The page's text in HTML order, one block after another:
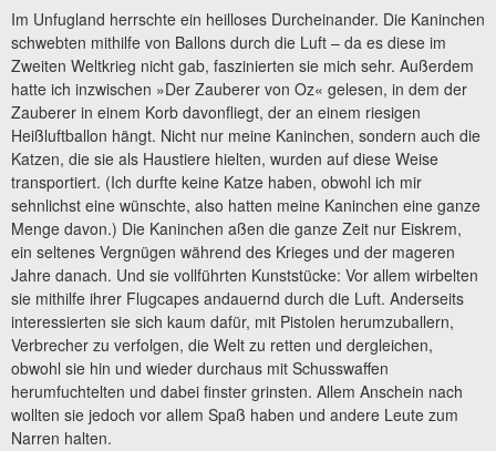
Im Unfugland herrschte ein heilloses Durcheinander. Die Kaninchen
schwebten mithilfe von Ballons durch die Luft – da es diese im
Zweiten Weltkrieg nicht gab, faszinierten sie mich sehr. Außerdem
hatte ich inzwischen »Der Zauberer von Oz« gelesen, in dem der
Zauberer in einem Korb davonfliegt, der an einem riesigen
Heißluftballon hängt. Nicht nur meine Kaninchen, sondern auch die
Katzen, die sie als Haustiere hielten, wurden auf diese Weise
transportiert. (Ich durfte keine Katze haben, obwohl ich mir
sehnlichst eine wünschte, also hatten meine Kaninchen eine ganze
Menge davon.) Die Kaninchen aßen die ganze Zeit nur Eiskrem,
ein seltenes Vergnügen während des Krieges und der mageren
Jahre danach. Und sie vollführten Kunststücke: Vor allem wirbelten
sie mithilfe ihrer Flugcapes andauernd durch die Luft. Anderseits
interessierten sie sich kaum dafür, mit Pistolen herumzuballern,
Verbrecher zu verfolgen, die Welt zu retten und dergleichen,
obwohl sie hin und wieder durchaus mit Schusswaffen
herumfuchtelten und dabei finster grinsten. Allem Anschein nach
wollten sie jedoch vor allem Spaß haben und andere Leute zum
Narren halten.